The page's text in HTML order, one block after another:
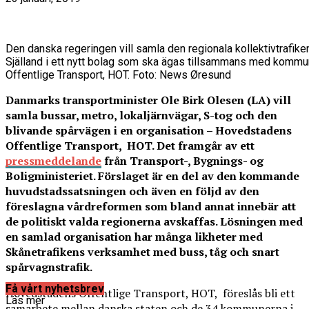
Den danska regeringen vill samla den regionala
Själland i ett nytt bolag som ska ägas tillsammans med
Offentlige Transport, HOT. Foto: News Øresund
Danmarks transportminister Ole Birk Olesen (LA) vill
samla bussar, metro, lokaljärnvägar, S-tog och den
blivande spårvägen i en organisation – Hovedstadens
Offentlige Transport, HOT. Det framgår av ett
pressmeddelandefrån Transport-, Bygnings- og
Boligministeriet. Förslaget är en del av den kommande
huvudstadssatsningen och även en följd av den
föreslagna vårdreformen som bland annat innebär att
de politiskt valda regionerna avskaffas. Lösningen med
en samlad organisation har många likheter med
Skånetrafikens verksamhet med buss, tåg och snart
spårvagnstrafik.
Hovedstadens Offentlige Transport, HOT, föreslås bli ett
Läs mer
Få vårt nyhetsbrev